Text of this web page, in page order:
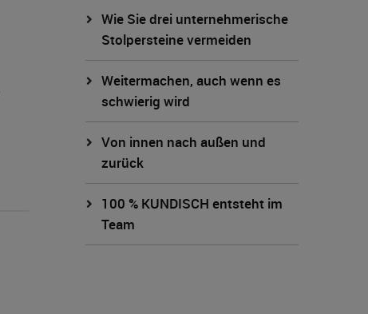
Wie Sie drei unternehmerische
Stolpersteine vermeiden
Weitermachen, auch wenn es
schwierig wird
Von innen nach außen und
zurück
100 % KUNDISCH entsteht im
Team